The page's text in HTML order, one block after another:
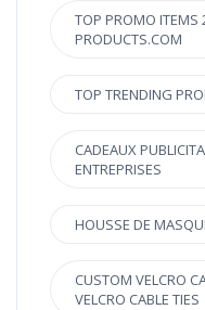
TOP PROMO ITEMS
PRODUCTS.COM
TOP TRENDING
CADEAUX
ENTREPRISES
HOUSSE DE
CUSTOM VELCRO
VELCRO CABLE TIES